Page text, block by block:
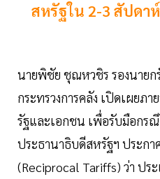
สหรัฐใน 2-3 สัปดาห์
นายพิชัย ชุณหวชิร รองนายก
กระทรวงการคลัง เปิดเผยภ
รัฐและเอกชน เพื่อรับมือกร
ประธานาธิบดีสหรัฐฯ ประก
(Reciprocal Tariffs) ว่า ปร